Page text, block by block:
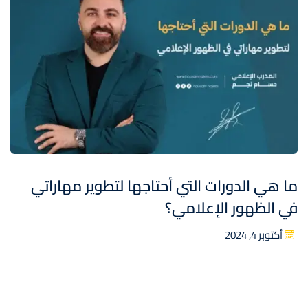
ما هي الدورات التي أحتاجها لتطوير مهاراتي
في الظهور الإعلامي؟
أكتوبر 4, 2024